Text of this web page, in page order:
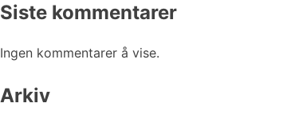
Siste kommentarer
Ingen kommentarer å vise.
Arkiv